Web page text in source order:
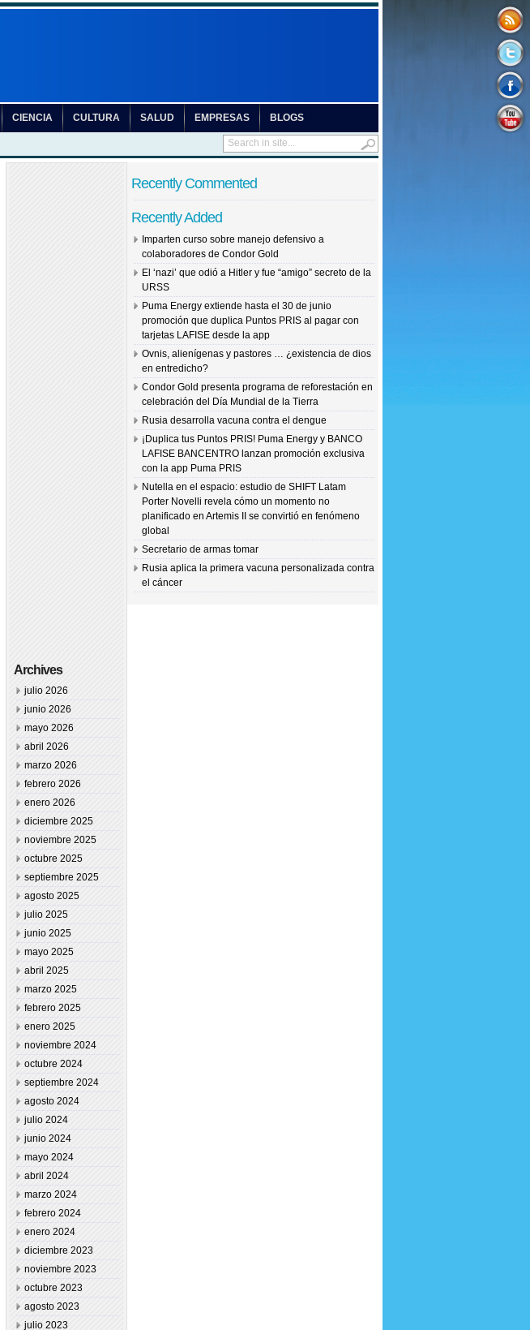
CIENCIA CULTURA SALUD EMPRESAS BLOGS
Archives
julio 2026
junio 2026
mayo 2026
abril 2026
marzo 2026
febrero 2026
enero 2026
diciembre 2025
noviembre 2025
octubre 2025
septiembre 2025
agosto 2025
julio 2025
junio 2025
mayo 2025
abril 2025
marzo 2025
febrero 2025
enero 2025
noviembre 2024
octubre 2024
septiembre 2024
agosto 2024
julio 2024
junio 2024
mayo 2024
abril 2024
marzo 2024
febrero 2024
enero 2024
diciembre 2023
noviembre 2023
octubre 2023
agosto 2023
julio 2023
Recently Commented
Recently Added
Imparten curso sobre manejo defensivo a
colaboradores de Condor Gold
El ‘nazi’ que odió a Hitler y fue “amigo” secreto de la
URSS
Puma Energy extiende hasta el 30 de junio
promoción que duplica Puntos PRIS al pagar con
tarjetas LAFISE desde la app
Ovnis, alienígenas y pastores … ¿existencia de dios
en entredicho?
Condor Gold presenta programa de reforestación en
celebración del Día Mundial de la Tierra
Rusia desarrolla vacuna contra el dengue
¡Duplica tus Puntos PRIS! Puma Energy y BANCO
LAFISE BANCENTRO lanzan promoción exclusiva
con la app Puma PRIS
Nutella en el espacio: estudio de SHIFT Latam
Porter Novelli revela cómo un momento no
planificado en Artemis II se convirtió en fenómeno
global
Secretario de armas tomar
Rusia aplica la primera vacuna personalizada contra
el cáncer